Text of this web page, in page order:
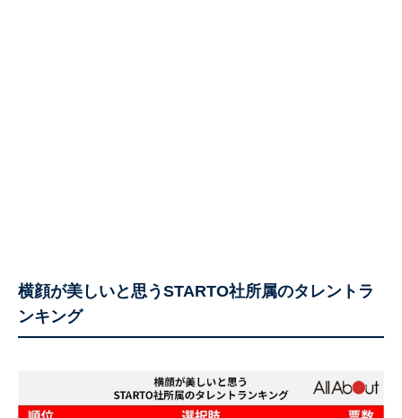
横顔が美しいと思うSTARTO社所属のタレントラ
ンキング